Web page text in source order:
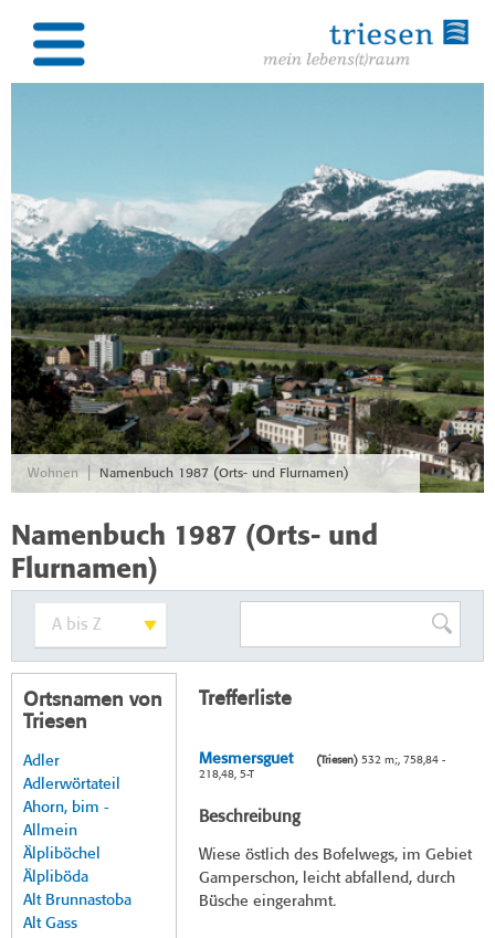
Wohnen | Namenbuch 1987 (Orts- und Flurnamen)
Namenbuch 1987 (Orts- und
Flurnamen)
Ortsnamen von
Triesen
Adler
Adlerwörtateil
Ahorn, bim -
Allmein
Älpliböchel
Älpliböda
Alt Brunnastoba
Alt Gass
Trefferliste
Mesmersguet (Triesen)532 m;, 758,84 -
218,48, 5-T
Beschreibung
Wiese östlich des Bofelwegs, im Gebiet
Gamperschon, leicht abfallend, durch
Büsche eingerahmt.